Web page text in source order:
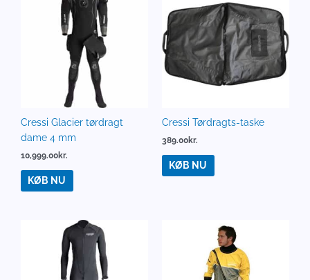
Cressi Glacier tørdragt
dame 4 mm
10,999.00kr.
KØB NU
Cressi Tørdragts-taske
389.00kr.
KØB NU